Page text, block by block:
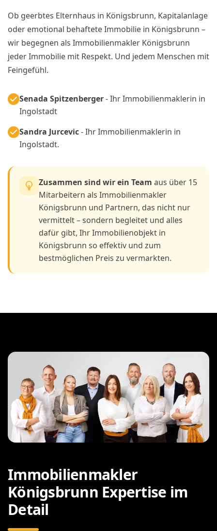
Ob geerbtes Elternhaus in Königsbrunn, Kapitalanlage
oder emotional behaftete Immobilie in Königsbrunn –
wir begegnen als Immobilienmakler Königsbrunn
jeder Immobilie mit Respekt. Und jedem Menschen mit
Feingefühl.
Senada Spitzenberger- Ihr Immobilienmaklerin in
Ingolstadt
Sandra Jurcevic- Ihr Immobilienmaklerin in
Ingolstadt.
Zusammen sind wir ein Team aus über 15
Mitarbeitern als Immobilienmakler
Königsbrunn und Partnern, das nicht nur
vermittelt – sondern begleitet und alles
dafür gibt, Ihr Immobilienobjekt in
Königsbrunn so effektiv und zum
bestmöglichen Preis zu vermarkten.
Immobilienmakler
Königsbrunn Expertise im
Detail